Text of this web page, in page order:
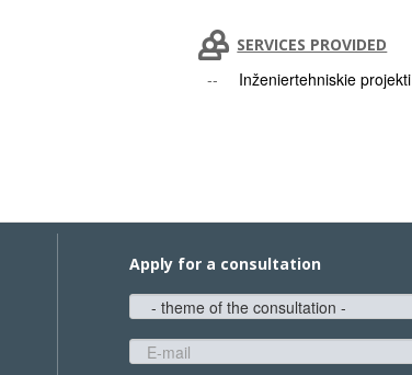
SERVICES PROVIDED
Inženiertehniskie projekti
Apply for a consultation
theme
of